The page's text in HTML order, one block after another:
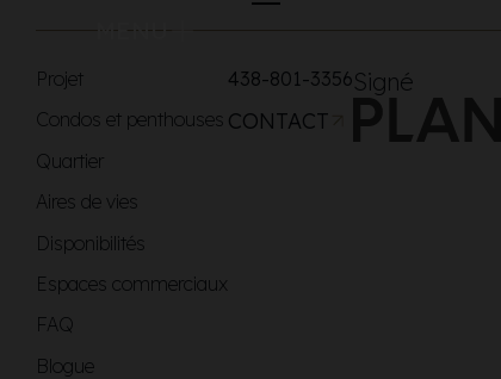
MENU
Projet
Condos et penthouses
Quartier
Aires de vies
Disponibilités
Espaces commerciaux
FAQ
Blogue
438-801-3356
CONTACT
Signé